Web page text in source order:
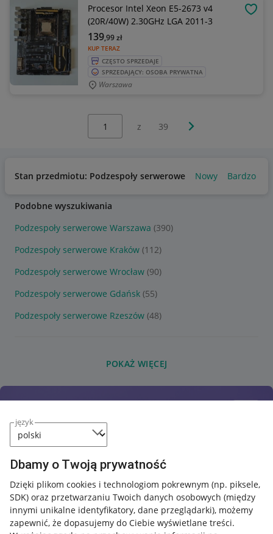
język
Dbamy o Twoją prywatność
Dzięki plikom cookies i technologiom pokrewnym (np. piksele,
SDK) oraz przetwarzaniu Twoich danych osobowych (między
innymi unikalne identyfikatory, dane przeglądarki), możemy
zapewnić, że dopasujemy do Ciebie wyświetlane treści.
Procesor Intel Xeon E5-2673 v4
(20R/40W) 2.30GHz LGA 2011-3
KUP TERAZ
139,99zł
CZĘSTO SPRZEDAJE
SPRZEDAJĄCY: OSOBA PRYWATNA
Warszawa
z 39 Następna strona
Stan przedmiotu: Podzespoły serwerowe Nowy Bardzo
Podobne wyszukiwania
Podzespoły serwerowe Warszawa (390)
Podzespoły serwerowe Kraków (112)
Podzespoły serwerowe Wrocław (90)
Podzespoły serwerowe Gdańsk (55)
Podzespoły serwerowe Rzeszów (48)
POKAŻ WIĘCEJ